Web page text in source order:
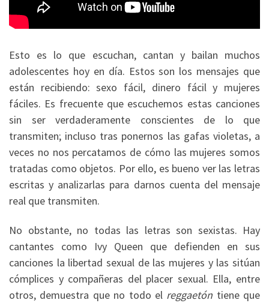
Esto es lo que escuchan, cantan y bailan muchos
adolescentes hoy en día. Estos son los mensajes que
están recibiendo: sexo fácil, dinero fácil y mujeres
fáciles. Es frecuente que escuchemos estas canciones
sin ser verdaderamente conscientes de lo que
transmiten; incluso tras ponernos las gafas violetas, a
veces no nos percatamos de cómo las mujeres somos
tratadas como objetos. Por ello, es bueno ver las letras
escritas y analizarlas para darnos cuenta del mensaje
real que transmiten.
No obstante, no todas las letras son sexistas. Hay
cantantes como Ivy Queen que defienden en sus
canciones la libertad sexual de las mujeres y las sitúan
cómplices y compañeras del placer sexual. Ella, entre
otros, demuestra que no todo el reggaetón tiene que